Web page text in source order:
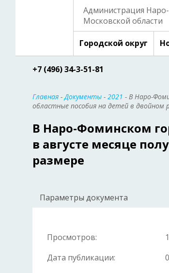
Администрация
Московской области
Городской округ
+7 (496) 34-3-51-81
Главная -Документы - 2021 - В Наро-
областные пособия на детей в двойном
В Наро-Фоминском
в августе месяце
размере
Параметры документа
Просмотров:
Дата публикации: